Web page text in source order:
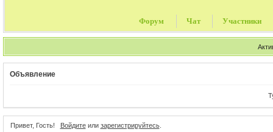
Форум Чат Участники
Объявление
Привет, Гость! Войдитеили зарегистрируйтесь.